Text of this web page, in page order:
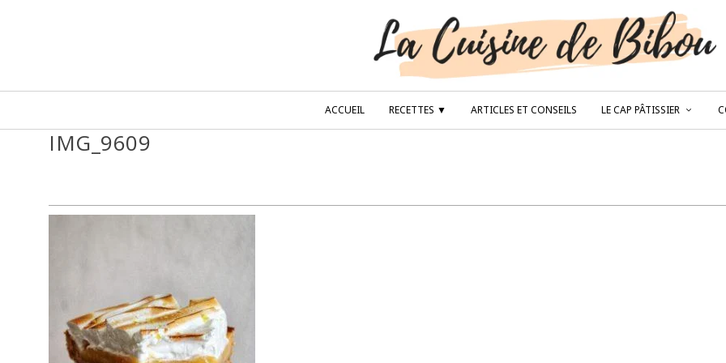
ACCUEIL RECETTES ▼ ARTICLES ET CONSEILS LE CAP PÂTISSIER
IMG_9609